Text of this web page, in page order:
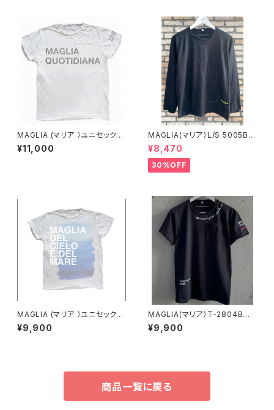
MAGLIA (マリア ）ユニセックス
Ｔシャツ Ｔ-8005 シルバー
プリント（ブランドタグ付き）
¥11,000
MAGLIA(マリア）L/S 5005B
ブラックＸブラック ロングスリ
ーブＴシャツ
¥8,470
30%OFF
MAGLIA (マリア ）ユニセックス
Ｔシャツ Ｔ-7002
¥9,900
MAGLIA(マリア）T-2804B
リミテッドエディション ユニセ
ックスＴシャツ POESIE シルバ
¥9,900
商品一覧に戻る